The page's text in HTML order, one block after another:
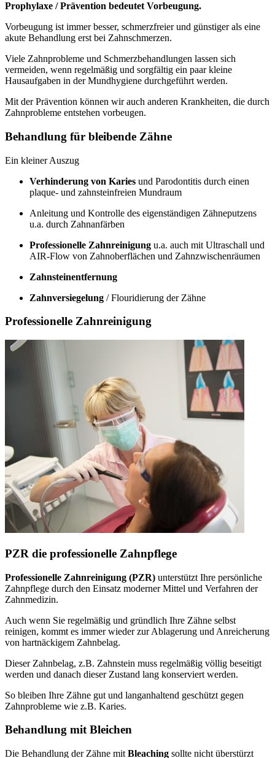
Prophylaxe / Prävention bedeutet Vorbeugung.
Vorbeugung ist immer besser, schmerzfreier und günstiger als eine
akute Behandlung erst bei Zahnschmerzen.
Viele Zahnprobleme und Schmerzbehandlungen lassen sich
vermeiden, wenn regelmäßig und sorgfältig ein paar kleine
Hausaufgaben in der Mundhygiene durchgeführt werden.
Mit der Prävention können wir auch anderen Krankheiten, die durch
Zahnprobleme entstehen vorbeugen.
Behandlung für bleibende Zähne
Ein kleiner Auszug
Verhinderung von Karies und Parodontitis durch einen
plaque- und zahnsteinfreien Mundraum
Anleitung und Kontrolle des eigenständigen Zähneputzens
u.a. durch Zahnanfärben
Professionelle Zahnreinigung u.a. auch mit Ultraschall und
AIR-Flow von Zahnoberflächen und Zahnzwischenräumen
Zahnsteinentfernung
Zahnversiegelung / Flouridierung der Zähne
Professionelle Zahnreinigung
PZR die professionelle Zahnpflege
Professionelle Zahnreinigung (PZR) unterstützt Ihre persönliche
Zahnpflege durch den Einsatz moderner Mittel und Verfahren der
Zahnmedizin.
Auch wenn Sie regelmäßig und gründlich Ihre Zähne selbst
reinigen, kommt es immer wieder zur Ablagerung und Anreicherung
von hartnäckigem Zahnbelag.
Dieser Zahnbelag, z.B. Zahnstein muss regelmäßig völlig beseitigt
werden und danach dieser Zustand lang konserviert werden.
So bleiben Ihre Zähne gut und langanhaltend geschützt gegen
Zahnprobleme wie z.B. Karies.
Behandlung mit Bleichen
Die Behandlung der Zähne mit Bleaching sollte nicht überstürzt